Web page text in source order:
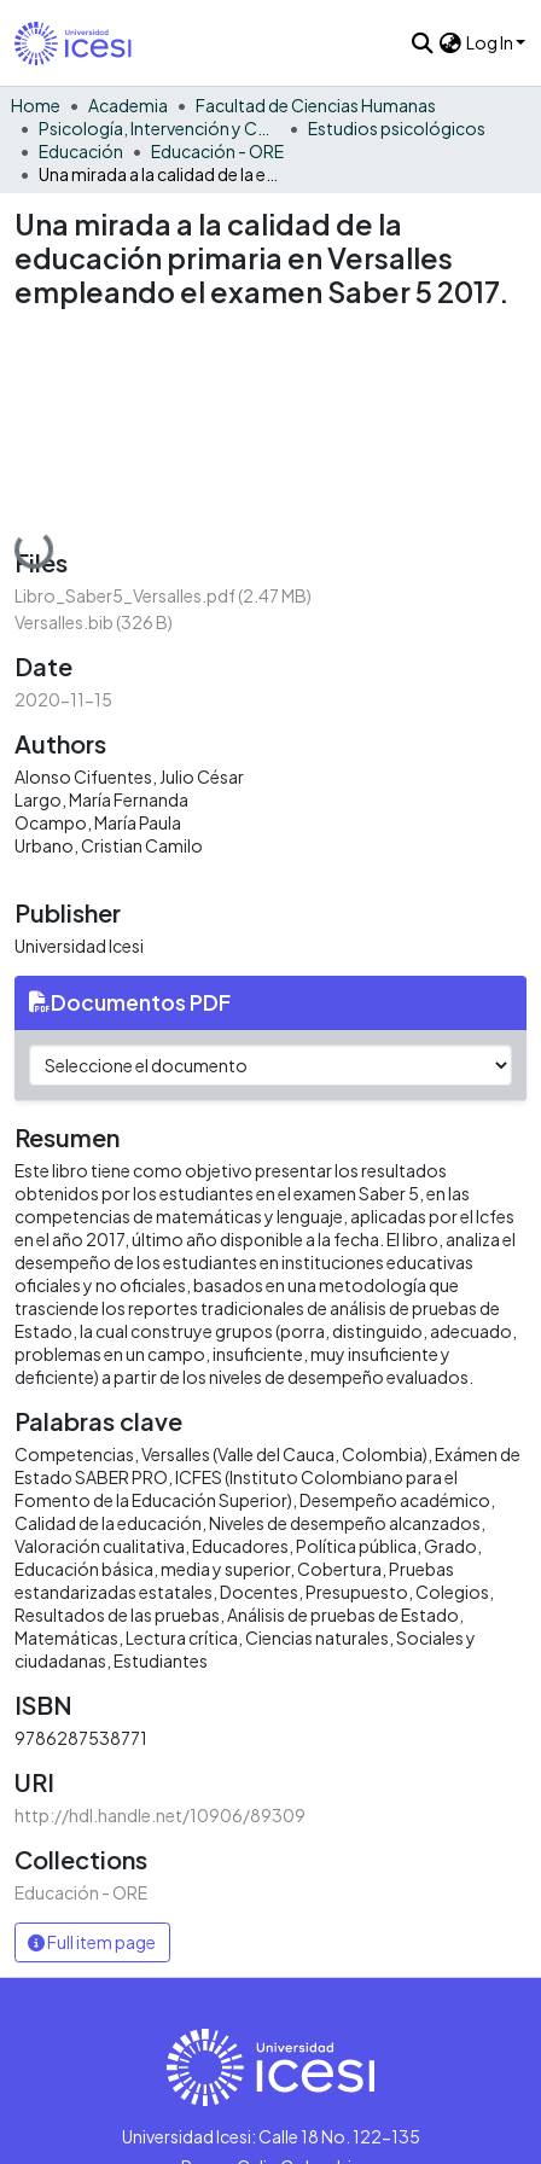
Log In
Home Academia
Facultad de Ciencias Humanas
Estudios psicológicos
Educación
Educación - ORE
Una mirada a la calidad de la
educación primaria en Versalles
empleando el examen Saber 5 2017.
Loading...
Files
Libro_Saber5_Versalles.pdf(2.47 MB)
Versalles.bib (326 B)
Date
2020-11-15
Authors
Alonso Cifuentes, Julio César
Largo, María Fernanda
Ocampo, María Paula
Urbano, Cristian Camilo
Publisher
Universidad Icesi
Documentos PDF
Resumen
Este libro tiene como objetivo presentar los resultados
obtenidos por los estudiantes en el examen Saber 5, en las
competencias de matemáticas y lenguaje, aplicadas por el Icfes
en el año 2017, último año disponible a la fecha. El libro, analiza el
desempeño de los estudiantes en instituciones educativas
oficiales y no oficiales, basados en una metodología que
trasciende los reportes tradicionales de análisis de pruebas de
Estado, la cual construye grupos (porra, distinguido, adecuado,
problemas en un campo, insuficiente, muy insuficiente y
deficiente) a partir de los niveles de desempeño evaluados.
Palabras clave
Competencias Versalles (Valle del Cauca, Colombia) Exámen de
Estado SABER PRO ICFES (Instituto Colombiano para el
Fomento de la Educación Superior) Desempeño académico
Calidad de la educación Niveles de desempeño alcanzados
Valoración cualitativa Educadores Política pública Grado
Educación básica, media y superior Cobertura Pruebas
estandarizadas estatales Docentes Presupuesto Colegios
Resultados de las pruebas Análisis de pruebas de Estado
Matemáticas Lectura crítica Ciencias naturales Sociales y
ciudadanas Estudiantes
ISBN
9786287538771
URI
http://hdl.handle.net/10906/89309
Collections
Educación - ORE
Full item page
Universidad Icesi: Calle 18 No. 122-135